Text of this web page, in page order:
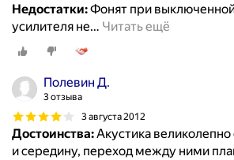
Недостатки:Фонят при
усилителя не… Читать ещё
Полевин Д.
3 отзыва
3 августа 2012
Достоинства:Акустика
и середину, переход между ними